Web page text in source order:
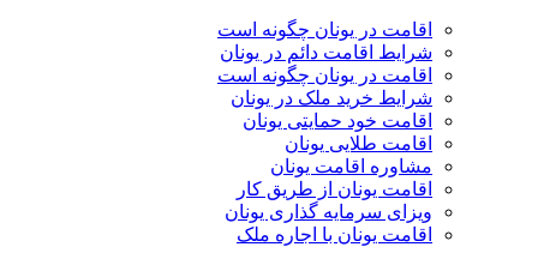
اقامت در یونان چگونه است
شرایط اقامت دائم در یونان
اقامت در یونان چگونه است
شرایط خرید ملک در یونان
اقامت خود حمایتی یونان
اقامت طلایی یونان
مشاوره اقامت یونان
اقامت یونان از طریق کار
ویزای سرمایه گذاری یونان
اقامت یونان با اجاره ملک